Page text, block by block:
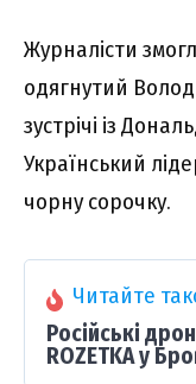
Журналісти
одягнутий
зустрічі із
Український
чорну сорочку.
Читайте
Російські
ROZETKA у